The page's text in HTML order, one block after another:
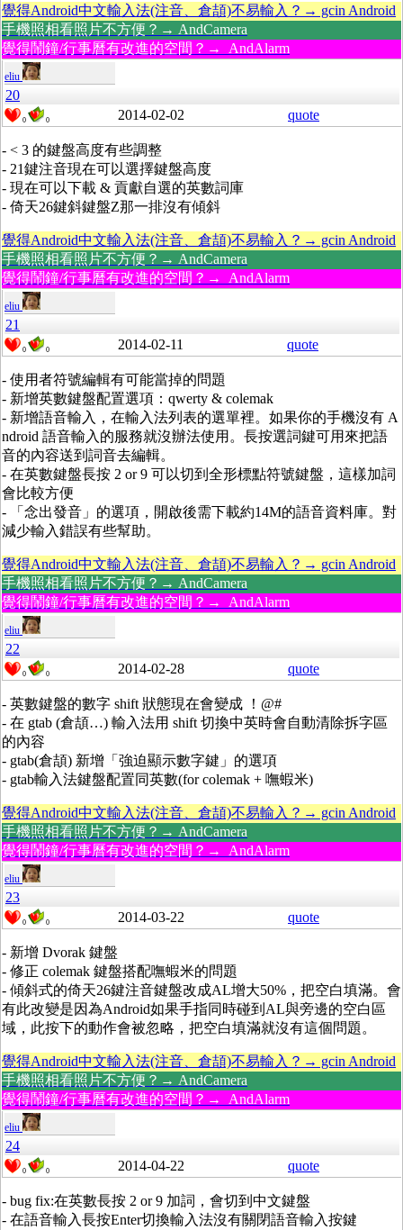
覺得Android中文輸入法(注音、倉頡)不易輸入？→ gcin Android
手機照相看照片不方便？→ AndCamera
覺得鬧鐘/行事曆有改進的空間？→ AndAlarm
eliu
20
0 0 2014-02-02 quote
- < 3 的鍵盤高度有些調整
- 21鍵注音現在可以選擇鍵盤高度
- 現在可以下載 & 貢獻自選的英數詞庫
- 倚天26鍵斜鍵盤Z那一排沒有傾斜
覺得Android中文輸入法(注音、倉頡)不易輸入？→ gcin Android
手機照相看照片不方便？→ AndCamera
覺得鬧鐘/行事曆有改進的空間？→ AndAlarm
eliu
21
0 0 2014-02-11 quote
- 使用者符號編輯有可能當掉的問題
- 新增英數鍵盤配置選項：qwerty & colemak
- 新增語音輸入，在輸入法列表的選單裡。如果你的手機沒有 A
ndroid 語音輸入的服務就沒辦法使用。長按選詞鍵可用來把語
音的內容送到詞音去編輯。
- 在英數鍵盤長按 2 or 9 可以切到全形標點符號鍵盤，這樣加詞
會比較方便
- 「念出發音」的選項，開啟後需下載約14M的語音資料庫。對
減少輸入錯誤有些幫助。
覺得Android中文輸入法(注音、倉頡)不易輸入？→ gcin Android
手機照相看照片不方便？→ AndCamera
覺得鬧鐘/行事曆有改進的空間？→ AndAlarm
eliu
22
0 0 2014-02-28 quote
- 英數鍵盤的數字 shift 狀態現在會變成 ！@#
- 在 gtab (倉頡…) 輸入法用 shift 切換中英時會自動清除拆字區
的內容
- gtab(倉頡) 新增「強迫顯示數字鍵」的選項
- gtab輸入法鍵盤配置同英數(for colemak + 嘸蝦米)
覺得Android中文輸入法(注音、倉頡)不易輸入？→ gcin Android
手機照相看照片不方便？→ AndCamera
覺得鬧鐘/行事曆有改進的空間？→ AndAlarm
eliu
23
0 0 2014-03-22 quote
- 新增 Dvorak 鍵盤
- 修正 colemak 鍵盤搭配嘸蝦米的問題
- 傾斜式的倚天26鍵注音鍵盤改成AL增大50%，把空白填滿。會
有此改變是因為Android如果手指同時碰到AL與旁邊的空白區
域，此按下的動作會被忽略，把空白填滿就沒有這個問題。
覺得Android中文輸入法(注音、倉頡)不易輸入？→ gcin Android
手機照相看照片不方便？→ AndCamera
覺得鬧鐘/行事曆有改進的空間？→ AndAlarm
eliu
24
0 0 2014-04-22 quote
- bug fix:在英數長按 2 or 9 加詞，會切到中文鍵盤
- 在語音輸入長按Enter切換輸入法沒有關閉語音輸入按鍵